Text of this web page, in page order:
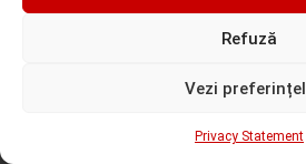
Refuză
Vezi
Privacy Statement
Faceți clic pe „Sunt de acord” pentru a